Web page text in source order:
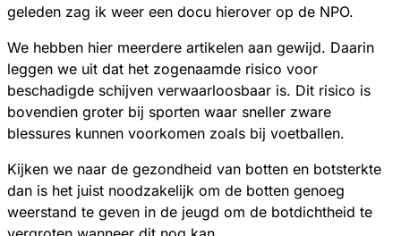
geleden zag ik weer een docu hierover op de NPO.
We hebben hier meerdere artikelen aan gewijd. Daarin
leggen we uit dat het zogenaamde risico voor
beschadigde schijven verwaarloosbaar is. Dit risico is
bovendien groter bij sporten waar sneller zware
blessures kunnen voorkomen zoals bij voetballen.
Kijken we naar de gezondheid van botten en botsterkte
dan is het juist noodzakelijk om de botten genoeg
weerstand te geven in de jeugd om de botdichtheid te